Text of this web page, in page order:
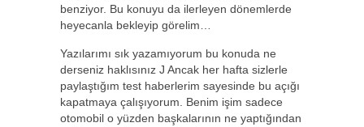
benziyor. Bu konuyu da ilerleyen dönemlerde
heyecanla bekleyip görelim…
Yazılarımı sık yazamıyorum bu konuda ne
derseniz haklısınız J Ancak her hafta sizlerle
paylaştığım test haberlerim sayesinde bu açığı
kapatmaya çalışıyorum. Benim işim sadece
otomobil o yüzden başkalarının ne yaptığından